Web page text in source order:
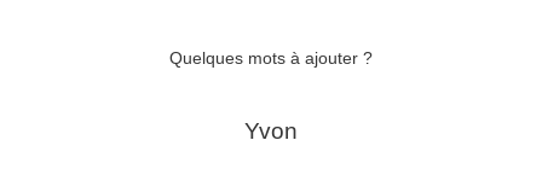
Quelques mots à ajouter ?
Yvon